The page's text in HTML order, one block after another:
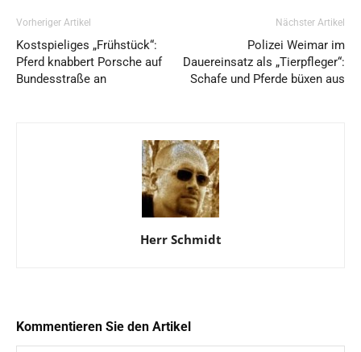
Vorheriger Artikel
Kostspieliges „Frühstück“:
Pferd knabbert Porsche auf
Bundesstraße an
Nächster Artikel
Polizei Weimar im
Dauereinsatz als „Tierpfleger“:
Schafe und Pferde büxen aus
Herr Schmidt
Kommentieren Sie den Artikel